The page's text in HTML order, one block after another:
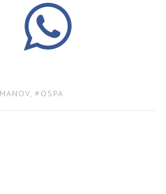
, OSPA